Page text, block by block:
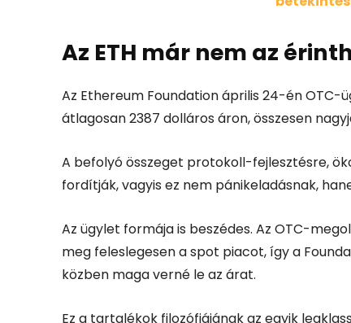
Az ETH már nem az
Az Ethereum Foundation április 24-én OTC-
átlagosan 2387 dolláros áron, összesen
A befolyó összeget protokoll-fejlesztésre,
fordítják, vagyis ez nem pánikeladásnak,
Az ügylet formája is beszédes. Az OTC-
meg feleslegesen a spot piacot, így a
közben maga verné le az árat.
Ez a tartalékok filozófiájának az egyik